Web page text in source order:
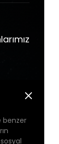
benzer